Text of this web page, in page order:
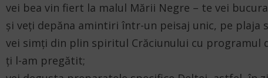
vei bea vin fiert la malul Mării Negre – te vei
și veți depăna amintiri într-un peisaj unic, pe plaja
vei simți din plin spiritul Crăciunului cu programul
ți l-am pregătit;